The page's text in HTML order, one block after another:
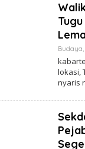
Budaya,
lokasi,
nyaris